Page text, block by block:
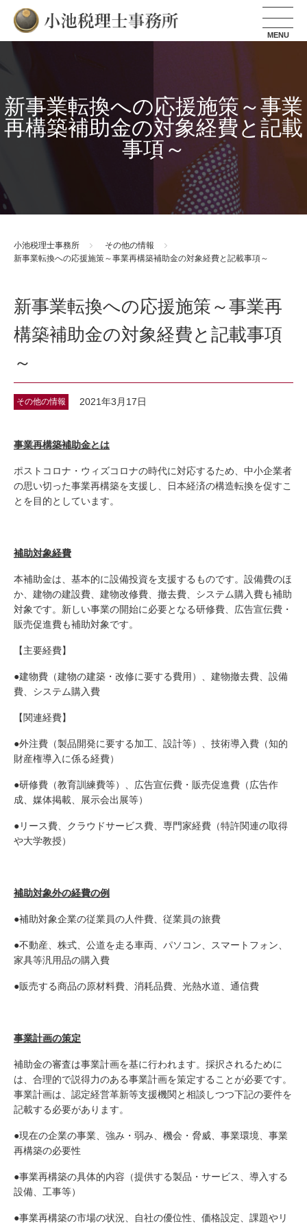
小池税理士事務所
新事業転換への応援施策～事業
再構築補助金の対象経費と記載
事項～
小池税理士事務所
その他の情報
新事業転換への応援施策～事業再構築補助金の対象経費と記載事項～
新事業転換への応援施策～事業再
構築補助金の対象経費と記載事項
～
その他の情報 2021年3月17日
事業再構築補助金とは
ポストコロナ・ウィズコロナの時代に対応するため、中小企業者
の思い切った事業再構築を支援し、日本経済の構造転換を促すこ
とを目的としています。
補助対象経費
本補助金は、基本的に設備投資を支援するものです。設備費のほ
か、建物の建設費、建物改修費、撤去費、システム購入費も補助
対象です。新しい事業の開始に必要となる研修費、広告宣伝費・
販売促進費も補助対象です。
【主要経費】
●建物費（建物の建築・改修に要する費用）、建物撤去費、設備
費、システム購入費
【関連経費】
●外注費（製品開発に要する加工、設計等）、技術導入費（知的
財産権導入に係る経費）
●研修費（教育訓練費等）、広告宣伝費・販売促進費（広告作
成、媒体掲載、展示会出展等）
●リース費、クラウドサービス費、専門家経費（特許関連の取得
や大学教授）
補助対象外の経費の例
●補助対象企業の従業員の人件費、従業員の旅費
●不動産、株式、公道を走る車両、パソコン、スマートフォン、
家具等汎用品の購入費
●販売する商品の原材料費、消耗品費、光熱水道、通信費
事業計画の策定
補助金の審査は事業計画を基に行われます。採択されるために
は、合理的で説得力のある事業計画を策定することが必要です。
事業計画は、認定経営革新等支援機関と相談しつつ下記の要件を
記載する必要があります。
●現在の企業の事業、強み・弱み、機会・脅威、事業環境、事業
再構築の必要性
●事業再構築の具体的内容（提供する製品・サービス、導入する
設備、工事等）
●事業再構築の市場の状況、自社の優位性、価格設定、課題やリ